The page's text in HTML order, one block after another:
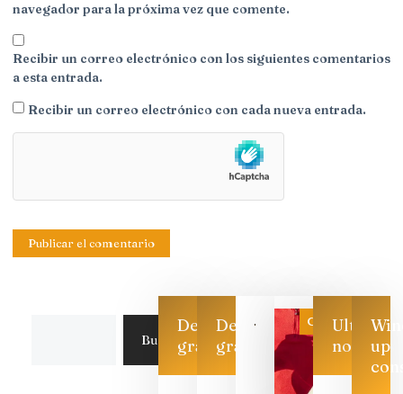
navegador para la próxima vez que comente.
Recibir un correo electrónico con los siguientes comentarios
a esta entrada.
Recibir un correo electrónico con cada nueva entrada.
Buscar
Descarga
gratis
Descarga
gratis
CategoríaUltimas
noticias
up